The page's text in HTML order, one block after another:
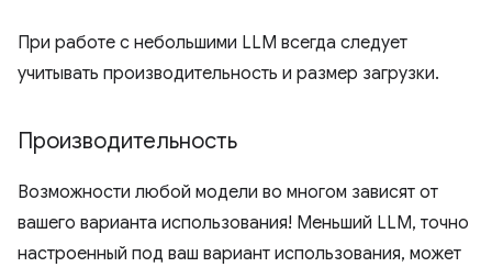
При работе с небольшими LLM всегда следует
учитывать производительность и размер загрузки.
Производительность
Возможности любой модели во многом зависят от
вашего варианта использования! Меньший LLM, точно
настроенный под ваш вариант использования, может